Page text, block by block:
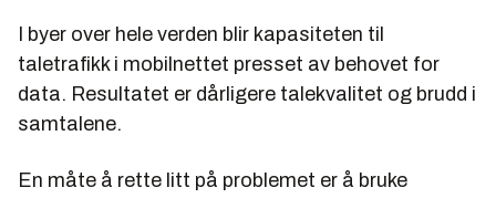
I byer over hele verden blir kapasiteten til
taletrafikk i mobilnettet presset av behovet for
data. Resultatet er dårligere talekvalitet og brudd i
samtalene.
En måte å rette litt på problemet er å bruke